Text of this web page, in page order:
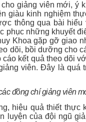
giảng viên mới, ý
giàu kinh nghiệm
thông qua bài hiểu
phục những khuyết
Khoa gặp gỡ giao
dõi, bồi dưỡng cho
kết quả theo dõi
viên. Đây là quá
đồng chí giảng viên
hiệu quả thiết thực
luyện của đội ngũ